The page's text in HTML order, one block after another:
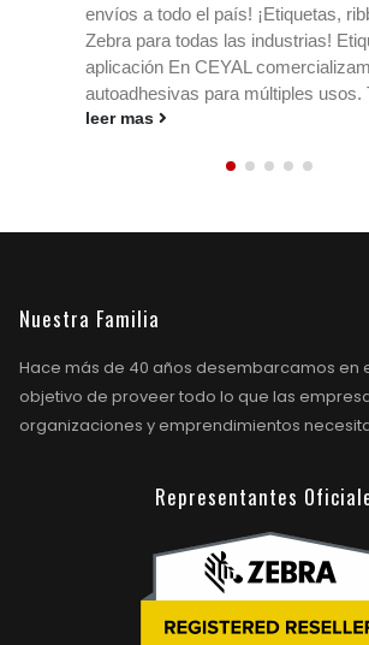
o a nuestro e-mail
adhesivas para imprimir que
stock y los envíos en cualquier
medidas, materiales y ribbons....
leer mas
Nuestra Familia
Hace más de 40 años desembarcamos en
objetivo de proveer todo lo que las
organizaciones y emprendimientos
Representantes